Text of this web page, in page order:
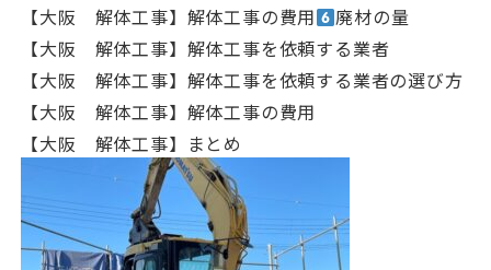
【大阪 解体工事】解体工事の費用
廃材の量
【大阪 解体工事】解体工事を依頼する業者
【大阪 解体工事】解体工事を依頼する業者の選び方
【大阪 解体工事】解体工事の費用
【大阪 解体工事】まとめ